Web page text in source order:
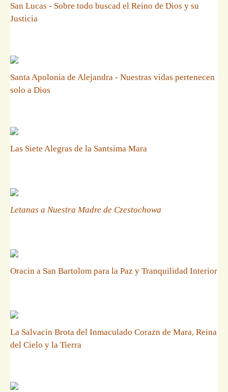
San Lucas - Sobre todo buscad el Reino de Dios y su
Justicia
Santa Apolonia de Alejandra - Nuestras vidas pertenecen
solo a Dios
Las Siete Alegras de la Santsima Mara
Letanas a Nuestra Madre de Czestochowa
Oracin a San Bartolom para la Paz y Tranquilidad Interior
La Salvacin Brota del Inmaculado Corazn de Mara, Reina
del Cielo y la Tierra